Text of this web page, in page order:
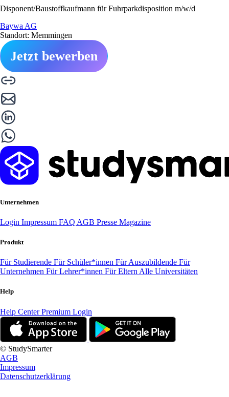
Disponent/Baustoffkaufmann für Fuhrparkdisposition m/w/d
Baywa AG
Standort: Memmingen
Jetzt bewerben
Unternehmen
Login Impressum FAQ AGB Presse Magazine
Produkt
Für Studierende Für Schüler*innen Für Auszubildende Für
Unternehmen Für Lehrer*innen Für Eltern Alle Universitäten
Help
Help CenterPremium Login
© StudySmarter
AGB
Impressum
Datenschutzerklärung